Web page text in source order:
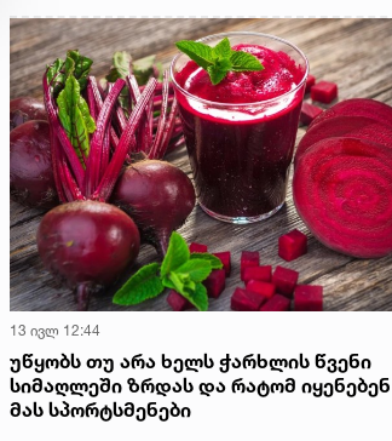
დეპარტამენტის თანამშრომლებთან ერთად
სანაპირო დაცვის ფოთის ბაზაზე 2008 წლის
აგვისტოს ომში დაღუპული მეზღვაურების
ხსოვნას პატივი მიაგო
13 ივლ 12:44
უწყობს თუ არა ხელს ჭარხლის წვენი
სიმაღლეში ზრდას და რატომ იყენებენ
მას სპორტსმენები